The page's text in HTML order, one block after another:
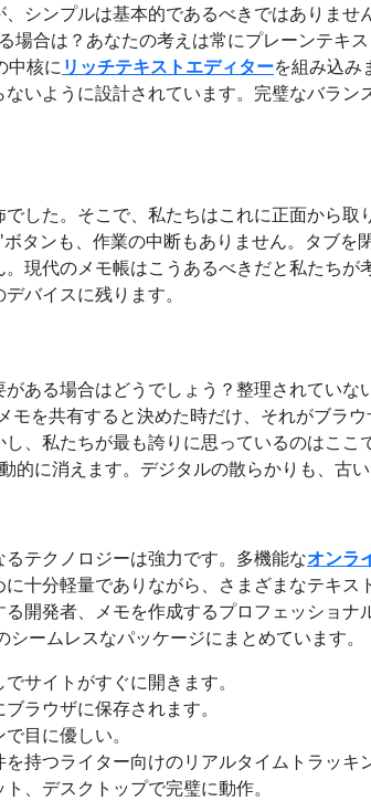
シンプルは基本的であるべきではありま
場合は？あなたの考えは常にプレーンテキ
中核にリッチテキストエディターを組み込み
いように設計されています。完璧なバラ
した。そこで、私たちはこれに正面から
タンも、作業の中断もありません。タブ
現代のメモ帳はこうあるべきだと私たち
バイスに残ります。
ある場合はどうでしょう？整理されていな
モを共有すると決めた時だけ、それがブラ
、私たちが最も誇りに思っているのはこ
に消えます。デジタルの散らかりも、古
テクノロジーは強力です。多機能なオンラ
十分軽量でありながら、さまざまなテキ
開発者、メモを作成するプロフェッショナ
ームレスなパッケージにまとめています。
サイトがすぐに開きます。
ラウザに保存されます。
目に優しい。
を持つライター向けのリアルタイムトラッキ
、デスクトップで完璧に動作。